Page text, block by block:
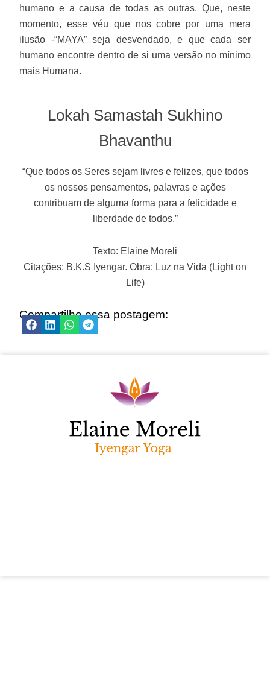
humano e a causa de todas as outras. Que, neste
momento, esse véu que nos cobre por uma mera
ilusão -“MAYA” seja desvendado, e que cada ser
humano encontre dentro de si uma versão no mínimo
mais Humana.
Lokah Samastah Sukhino
Bhavanthu
“Que todos os Seres sejam livres e felizes, que todos
os nossos pensamentos, palavras e ações
contribuam de alguma forma para a felicidade e
liberdade de todos.”
Texto: Elaine Moreli
Citações: B.K.S Iyengar. Obra: Luz na Vida (Light on
Life)
Compartilhe essa postagem: